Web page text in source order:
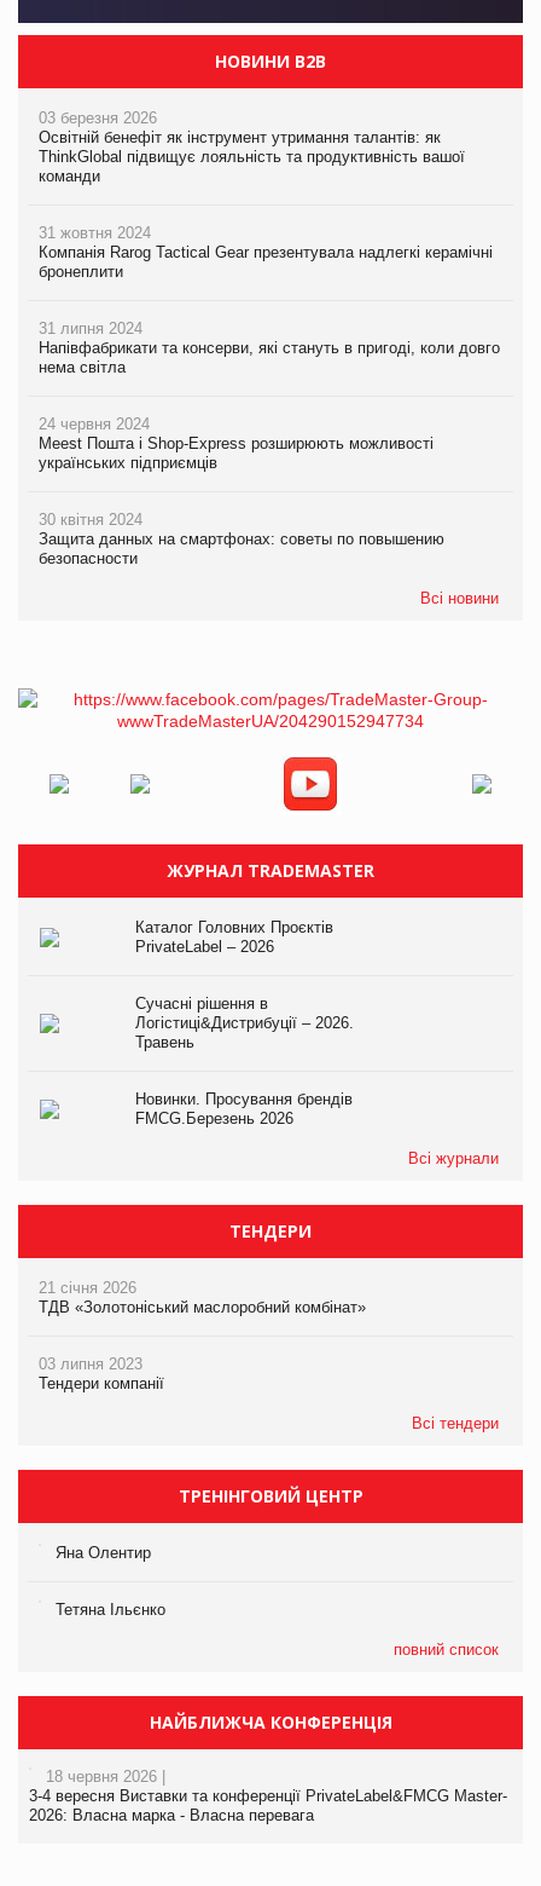
НОВИНИ B2B
03 березня 2026
Освітній бенефіт як інструмент утримання талантів: як
ThinkGlobal підвищує лояльність та продуктивність вашої
команди
31 жовтня 2024
Компанія Rarog Tactical Gear презентувала надлегкі керамічні
бронеплити
31 липня 2024
Напівфабрикати та консерви, які стануть в пригоді, коли довго
нема світла
24 червня 2024
Meest Пошта і Shop-Express розширюють можливості
українських підприємців
30 квітня 2024
Защита данных на смартфонах: советы по повышению
безопасности
Всі новини
ЖУРНАЛ TRADEMASTER
Каталог Головних Проєктів
PrivateLabel – 2026
Сучасні рішення в
Логістиці&Дистрибуції – 2026.
Травень
Новинки. Просування брендів
FMCG.Березень 2026
Всі журнали
ТЕНДЕРИ
21 січня 2026
ТДВ «Золотоніський маслоробний комбінат»
03 липня 2023
Тендери компанії
Всі тендери
ТРЕНІНГОВИЙ ЦЕНТР
Яна Олентир
Тетяна Ільєнко
повний список
НАЙБЛИЖЧА КОНФЕРЕНЦІЯ
18 червня 2026 |
3-4 вересня Виставки та конференції PrivateLabel&FMCG Master-
2026: Власна марка - Власна перевага